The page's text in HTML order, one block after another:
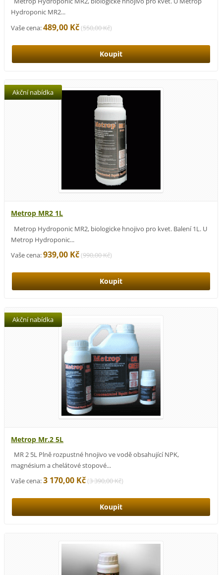
Hydroponic MR2...
Vaše cena:489,00 Kč(550,00 Kč)
Metrop MR2 1L
Akční nabídka
Metrop Hydroponic MR2, biologicke hnojivo pro kvet. Balení 1L. U
Metrop Hydroponic...
Vaše cena:939,00 Kč(990,00 Kč)
Metrop Mr.2 5L
Akční nabídka
MR 2 5L Plně rozpustné hnojivo ve vodě obsahující NPK,
magnésium a chelátové stopové...
Vaše cena:3 170,00 Kč(3 390,00 Kč)